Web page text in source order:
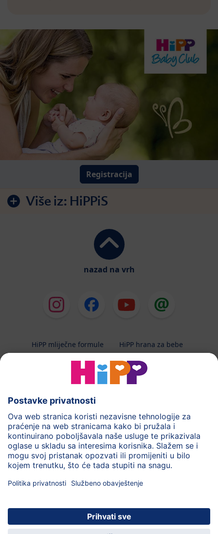
Registracija
Više iz: HiPPiS
nazad na vrh
HiPP mliječne formule
HiPP hrana za bebe
HiPP njega
HiPP trudnoća
Terapeutska dijeta
Zaštita podataka i upute za korištenj
Uvjeti korištenja
Impressum
Kontakt
O HiPP-u